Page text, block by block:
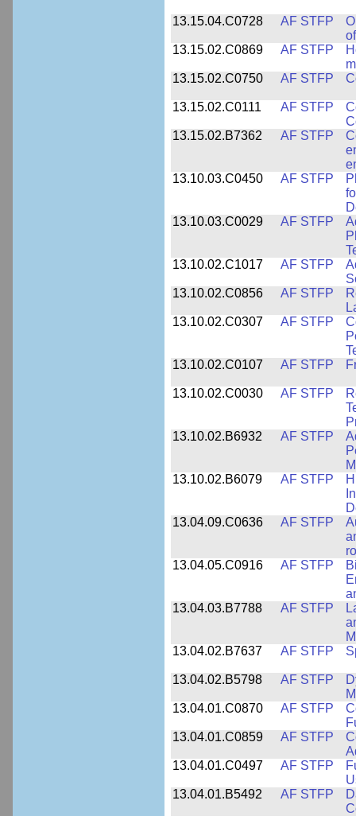
13.15.04.C0728 AF STFP
13.15.02.C0869
AF STFP
13.15.02.C0750
AF STFP
13.15.02.C0111 AF STFP
13.15.02.B7362
AF STFP
13.10.03.C0450
AF STFP
13.10.03.C0029
AF STFP
13.10.02.C1017
AF STFP
13.10.02.C0856
AF STFP
13.10.02.C0307
AF STFP
13.10.02.C0107
AF STFP
13.10.02.C0030 AF STFP
13.10.02.B6932
AF STFP
13.10.02.B6079
AF STFP
13.04.09.C0636
AF STFP
13.04.05.C0916
AF STFP
13.04.03.B7788
AF STFP
13.04.02.B7637
AF STFP
13.04.02.B5798 AF STFP
13.04.01.C0870
AF STFP
13.04.01.C0859
AF STFP
13.04.01.C0497
AF STFP
13.04.01.B5492
AF STFP